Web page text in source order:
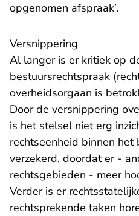
opgenomen afspraak’.
Versnippering
Al langer is er kritiek op
bestuursrechtspraak
overheidsorgaan is
Door de versnippering
is het stelsel niet erg
rechtseenheid binnen het
verzekerd, doordat er -
rechtsgebieden - meer
Verder is er
rechtsprekende taken